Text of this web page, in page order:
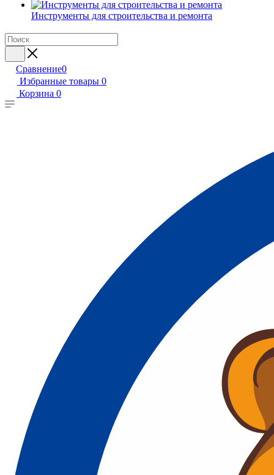
Инструменты для строительства и ремонта
Сравнение0
Избранные товары 0
Корзина 0